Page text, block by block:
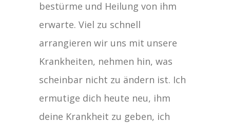
bestürme und Heilung von ihm
erwarte. Viel zu schnell
arrangieren wir uns mit unsere
Krankheiten, nehmen hin, was
scheinbar nicht zu ändern ist. Ich
ermutige dich heute neu, ihm
deine Krankheit zu geben, ich